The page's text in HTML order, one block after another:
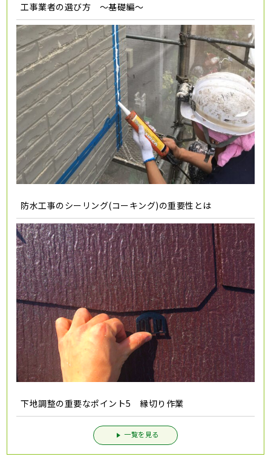
工事業者の選び方 ～基礎編～
防水工事のシーリング(コーキング)の重要性とは
下地調整の重要なポイント5 縁切り作業
一覧を見る